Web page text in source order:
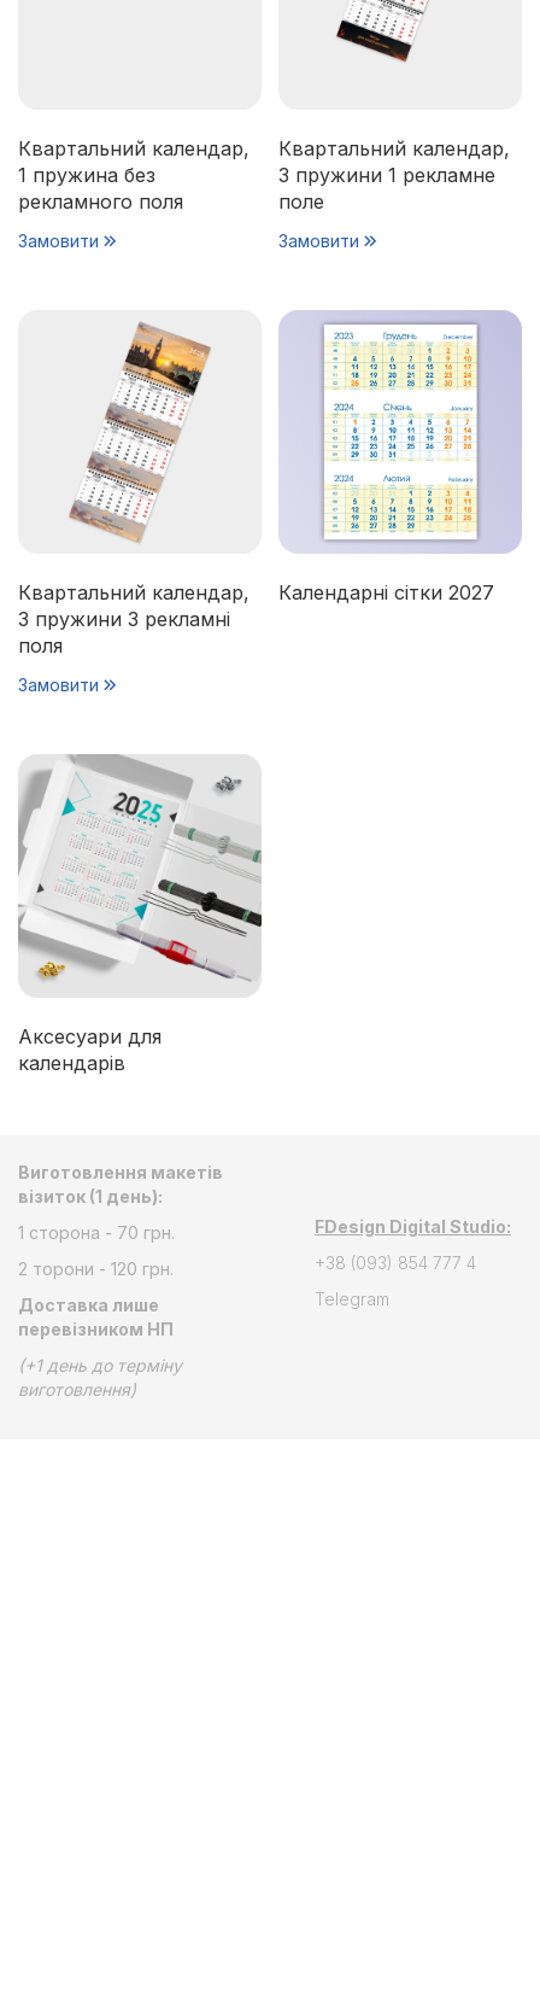
Квартальний календар,
1 пружина без
рекламного поля
Замовити
Квартальний календар,
3 пружини 1 рекламне
поле
Замовити
Квартальний календар,
3 пружини 3 рекламні
поля
Замовити
Календарні сітки 2027
Аксесуари для
календарів
Виготовлення макетів
візиток (1 день):
1 сторона - 70 грн.
2 торони - 120 грн.
Доставка лише
перевізником НП
(+1 день до терміну
виготовлення)
FDesign Digital Studio:
+38 (093) 854 777 4
Telegram